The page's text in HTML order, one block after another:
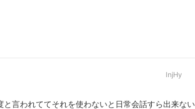
InjHy
言われててそれを使わないと日常会話すら出来ない